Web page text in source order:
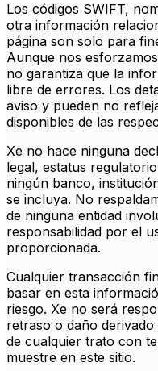
Los códigos SWIFT,
otra información
página son solo para
Aunque nos
no garantiza que la
libre de errores. Los
aviso y pueden no
disponibles de las
Xe no hace ninguna
legal, estatus
ningún banco,
se incluya. No
de ninguna entidad
responsabilidad por el
proporcionada.
Cualquier transacción
basar en esta
riesgo. Xe no será
retraso o daño
de cualquier trato con
muestre en este sitio.